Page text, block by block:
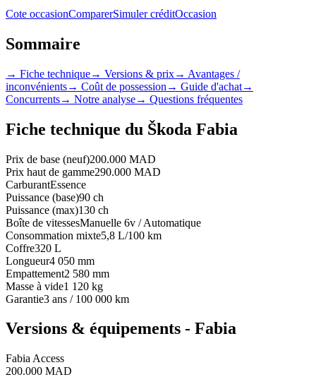
Cote occasionComparerSimuler créditOccasion
Sommaire
→ Fiche technique→ Versions & prix→ Avantages /
inconvénients→ Coût de possession → Guide d'achat→
Concurrents→ Notre analyse→ Questions fréquentes
Fiche technique du Škoda Fabia
Prix de base (neuf)200.000 MAD
Prix haut de gamme290.000 MAD
CarburantEssence
Puissance (base)90 ch
Puissance (max)130 ch
Boîte de vitessesManuelle 6v / Automatique
Consommation mixte5,8 L/100 km
Coffre320 L
Longueur4 050 mm
Empattement2 580 mm
Masse à vide1 120 kg
Garantie3 ans / 100 000 km
Versions & équipements - Fabia
Fabia Access
200.000 MAD